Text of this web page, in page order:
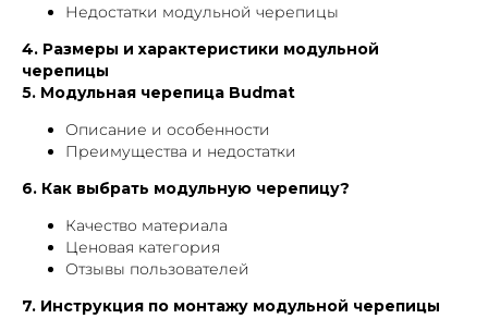
Недостатки модульной черепицы
4. Размеры и характеристики модульной
черепицы
5. Модульная черепица Budmat
Описание и особенности
Преимущества и недостатки
6. Как выбрать модульную черепицу?
Качество материала
Ценовая категория
Отзывы пользователей
7. Инструкция по монтажу модульной черепицы